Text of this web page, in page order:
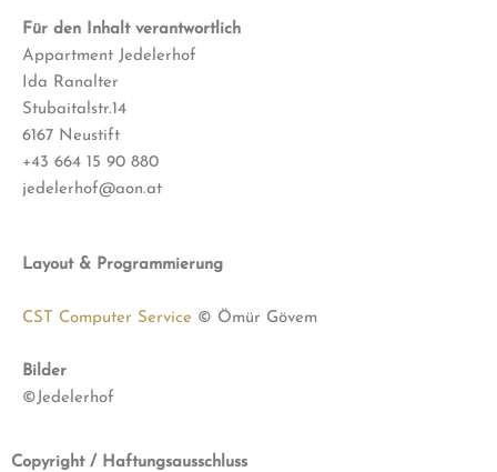
Für den Inhalt verantwortlich
Appartment Jedelerhof
Ida Ranalter
Stubaitalstr.14
6167 Neustift
+43 664 15 90 880
jedelerhof@aon.at
Layout & Programmierung
CST Computer Service © Ömür Gövem
Bilder
©Jedelerhof
Copyright / Haftungsausschluss